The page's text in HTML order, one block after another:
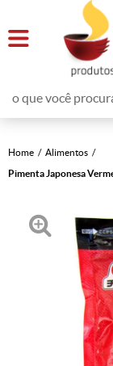
Home
Alimentos
Pimenta Japonesa